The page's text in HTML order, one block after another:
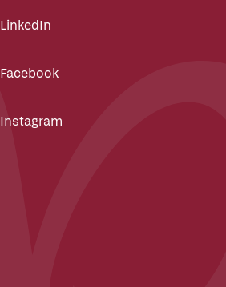
LinkedIn
Facebook
Instagram